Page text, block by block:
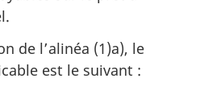
de l’alinéa (1)a), le
est le suivant :